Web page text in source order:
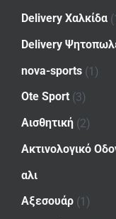
Delivery Χαλκίδα
Delivery
nova-sports (1)
Ote Sport (3)
Αισθητική (2)
Ακτινολογικό
αλι
Αξεσουάρ (1)